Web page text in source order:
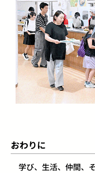
おわりに
学び、生活、仲間、